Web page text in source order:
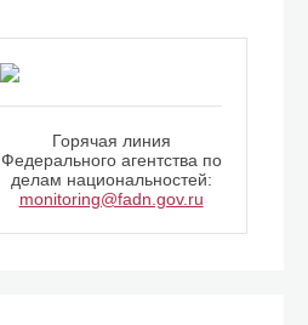
Горячая линия
Федерального агентства по
делам национальностей:
monitoring@fadn.gov.ru